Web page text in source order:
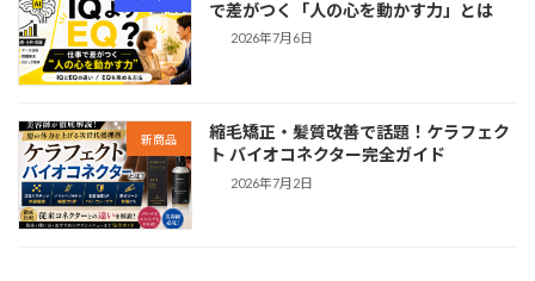
で差がつく「人の心を動かす力」とは
2026年7月6日
新商品
縮毛矯正・髪質改善で話題！ケラフェク
ト バイオコネクター完全ガイド
2026年7月2日